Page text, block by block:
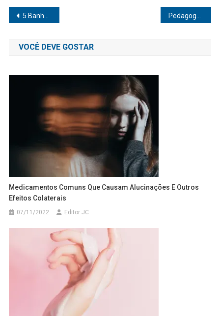
Navegação
de
Post
5 Banhos para energéticos para mudar sua vida
VOCÊ DEVE GOSTAR
Medicamentos Comuns Que Causam Alucinações E Outros
Efeitos Colaterais
07/11/2022 Editor JC